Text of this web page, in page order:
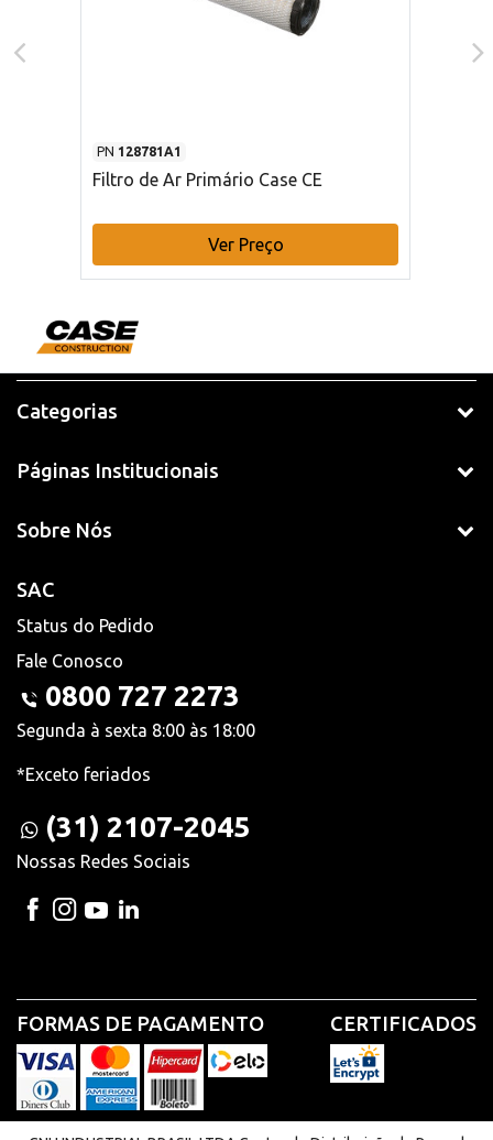
PN 128781A1
Filtro de Ar Primário Case CE
Ver Preço
Categorias
Páginas Institucionais
Sobre Nós
SAC
Status do Pedido
Fale Conosco
0800 727 2273
Segunda à sexta 8:00 às 18:00
*Exceto feriados
(31) 2107-2045
Nossas Redes Sociais
FORMAS DE PAGAMENTO CERTIFICADOS